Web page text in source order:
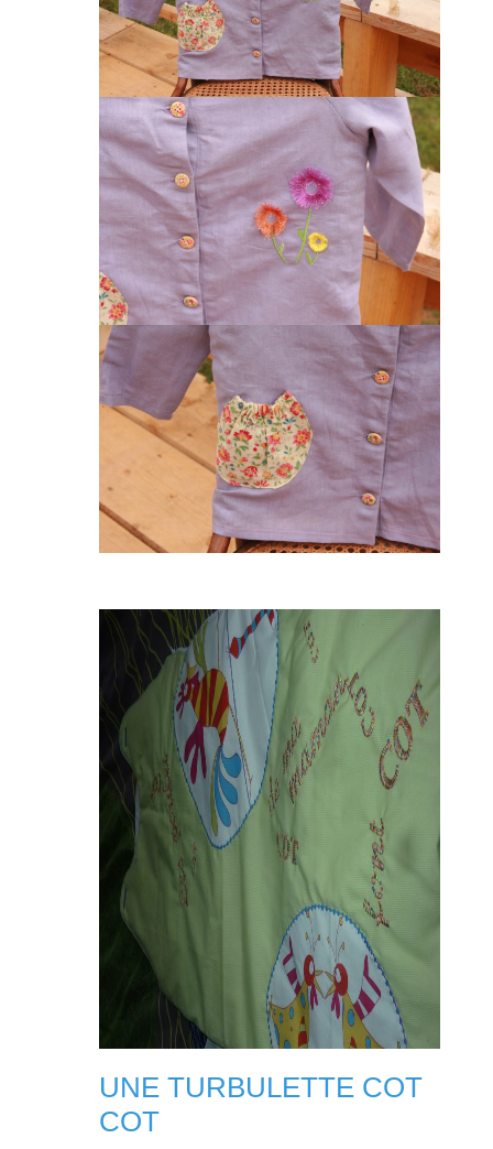
UNE TURBULETTE COT
COT